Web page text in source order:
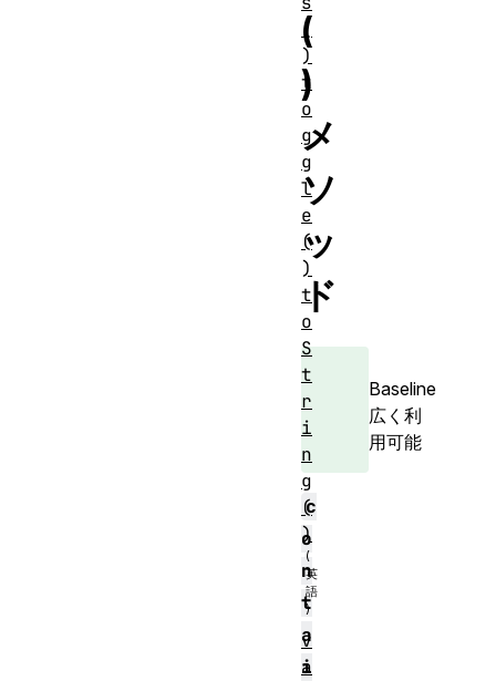
(
)
メ
ソ
ッ
ド
Baseline
広く利
用可能
c
o
n
t
a
i
(
)
t
o
g
g
l
e
(
)
t
o
S
t
r
i
n
g
(
)
v
a